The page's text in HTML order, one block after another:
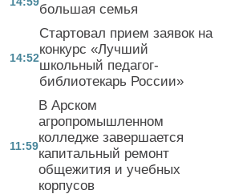
большая семья
14:52
Стартовал прием заявок на
конкурс «Лучший
школьный педагог-
библиотекарь России»
11:59
В Арском
агропромышленном
колледже завершается
капитальный ремонт
общежития и учебных
корпусов